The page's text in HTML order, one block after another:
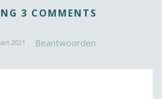
3 COMMENTS
2021 Beantwoorden